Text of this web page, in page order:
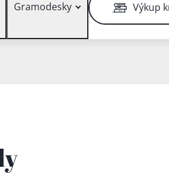
Gramodesky Výkup